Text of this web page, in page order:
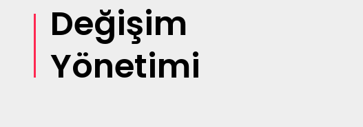
Değişim
Yönetimi